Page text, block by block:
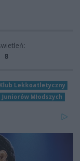
8
Lekkoatletyczny
Młodszych